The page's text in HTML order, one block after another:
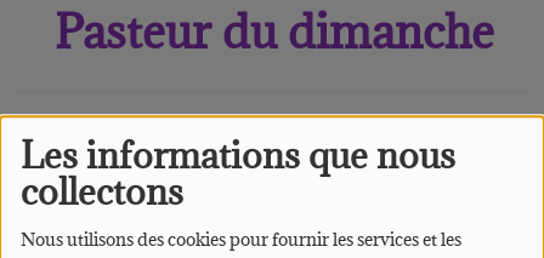
Les informations que nous
collectons
Nous utilisons des cookies pour fournir les services et les
Pasteur du dimanche